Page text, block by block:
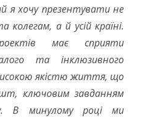
я хочу презентувати не
колегам, а й усій країні.
має сприяти
та інклюзивного
якістю життя, що
ключовим завданням
В минулому році ми